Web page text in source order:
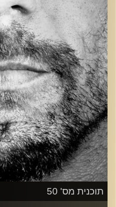
קרדיט תמונות: David Goehring
תוכנית מס' 50